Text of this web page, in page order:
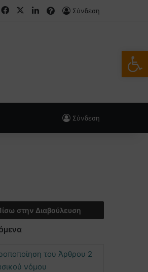
FacebookLinkedIn
FAQsΣύνδεση
Σύνδεση
στην Διαβούλευση
του Άρθρου 2
νόμου